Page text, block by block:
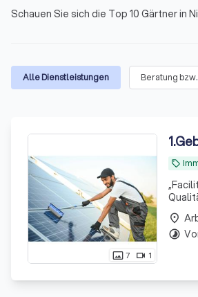
Schauen Sie sich die Top 10 Gärtner in
Alle Dienstleistungen Beratung
photo_size_select_actual7 videocam 1
1.
local_offer
place
timelapse